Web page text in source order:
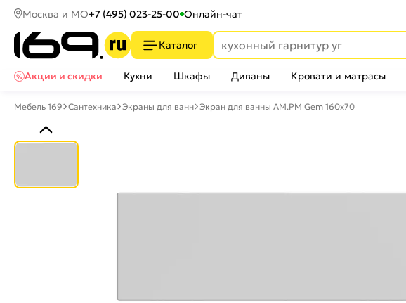
Москва и МО+7 (495) 023-25-00 Онлайн-чат
Каталог
Акции и скидки Кухни Шкафы Диваны Кровати и матрасы
Мебель 169 Сантехника Экраны для ванн Экран для ванны AM.PM Gem 160х70